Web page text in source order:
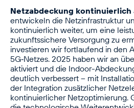
Netzabdeckung kontinuierlich
entwickeln die Netzinfrastruktur
kontinuierlich weiter, um eine
zukunfts­sichere Versorgung zu
investieren wir fortlaufend in den
5G‑Netzes. 2025 haben wir an
aktiviert und die Indoor-
deutlich verbessert – mit
der Integration zusätzlicher
kontinuierlicher Netzoptimierung.